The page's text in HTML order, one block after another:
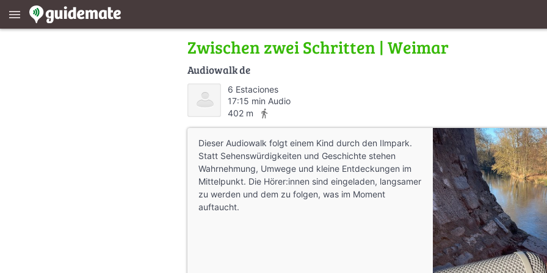
menu
Zwischen zwei Schritten | Weimar
Audiowalk de
6 Estaciones
17:15 min Audio
402 m
directions_walk
Dieser Audiowalk folgt einem Kind durch den Ilmpark.
Statt Sehenswürdigkeiten und Geschichte stehen
Wahrnehmung, Umwege und kleine Entdeckungen im
Mittelpunkt. Die Hörer:innen sind eingeladen, langsamer
zu werden und dem zu folgen, was im Moment
auftaucht.